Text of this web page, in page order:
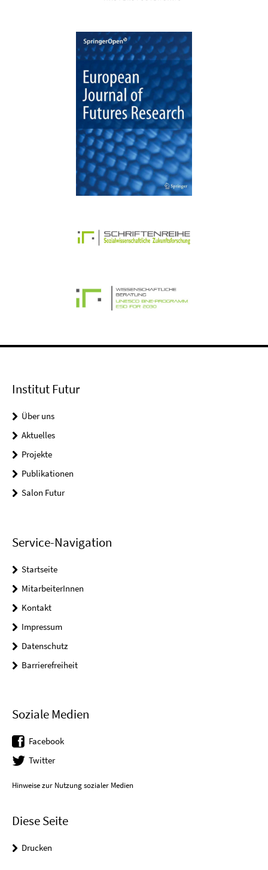
Institut Futur
Über uns
Aktuelles
Projekte
Publikationen
Salon Futur
Service-Navigation
Startseite
MitarbeiterInnen
Kontakt
Impressum
Datenschutz
Barrierefreiheit
Soziale Medien
Facebook
Twitter
Hinweise zur Nutzung sozialer Medien
Diese Seite
Drucken